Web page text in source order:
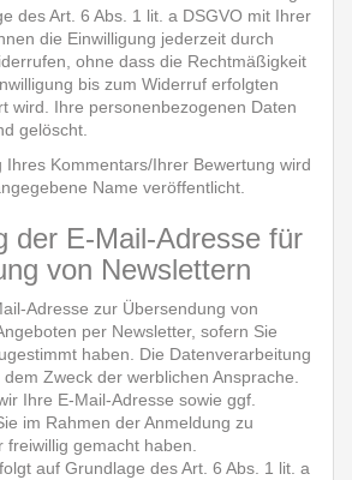
des Art. 6 Abs. 1 lit. a DSGVO mit Ihrer
die Einwilligung jederzeit durch
ohne dass die Rechtmäßigkeit
bis zum Widerruf erfolgten
wird. Ihre personenbezogenen Daten
gelöscht.
Ihres Kommentars/Ihrer Bewertung wird
Name veröffentlicht.
der E-Mail-Adresse für
von Newslettern
Adresse zur Übersendung von
per Newsletter, sofern Sie
haben. Die Datenverarbeitung
Zweck der werblichen Ansprache.
Ihre E-Mail-Adresse sowie ggf.
im Rahmen der Anmeldung zu
gemacht haben.
auf Grundlage des Art. 6 Abs. 1 lit. a